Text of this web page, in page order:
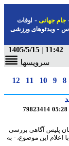
جهانی-اوقات
ویدئوهای ورزشی
11:42 |
سرویسها
9
10
11
12
79823414
پلیس آگاهی بررسی
این موضوع، - به